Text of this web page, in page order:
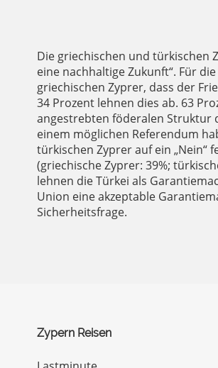
Die griechischen und türkischen
eine nachhaltige Zukunft“. Für
griechischen Zyprer, dass der
34 Prozent lehnen dies ab. 63
angestrebten föderalen Struktur
einem möglichen Referendum
türkischen Zyprer auf ein „Nein“
(griechische Zyprer: 39%;
lehnen die Türkei als
Union eine akzeptable
Sicherheitsfrage.
Zypern Reisen